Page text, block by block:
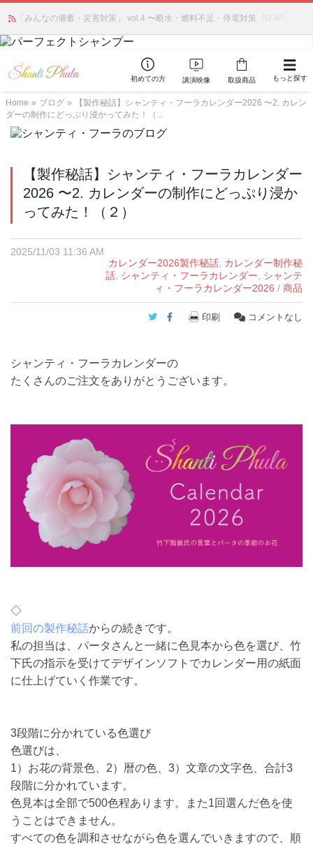
「みんなの備蓄・災害対策」 vol.4 〜断水・燃料不足・停電対策 NEW!
初めての方 講演映像 取扱商品 もっと探す
Home » ブログ »
【製作秘話】シャンティ・フーラカレンダー2026 〜2. カレン
ダーの制作にどっぷり浸かってみた！（...
【製作秘話】シャンティ・フーラカレンダー
2026 〜2. カレンダーの制作にどっぷり浸か
ってみた！（２）
2025/11/03 11:36 AM
カレンダー2026製作秘話 カレンダー制作秘
話 シャンティ・フーラカレンダー
シャンテ
ィ・フーラカレンダー2026 / 商品
Twitter
Facebook
印刷 コメントなし
シャンティ・フーラカレンダーの
たくさんのご注文をありがとうございます。
◇
前回の製作秘話からの続きです。
私の担当は、パータさんと一緒に色見本から色を選び、竹
下氏の指示を受けてデザインソフトでカレンダー用の紙面
に仕上げていく作業です。
3段階に分かれている色選び
色選びは、
1）お花の背景色、2）暦の色、3）文章の文字色、合計3
段階に分かれています。
色見本は全部で500色程あります。また1回選んだ色を使
うことはできません。
すべての色を調和させながら色を選んでいきますので、順